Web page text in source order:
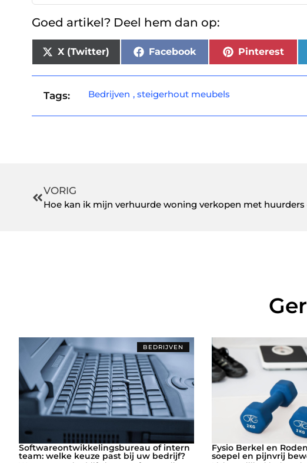
Goed artikel? Deel hem dan op:
X (Twitter) Facebook Pinterest
Tags: Bedrijven ,steigerhout meubels
VORIG
Hoe kan ik mijn verhuurde woning verkopen met huurders
BEDRIJVEN
Softwareontwikkelingsbureau of intern
team: welke keuze past bij uw bedrijf?
Fysio Berkel en
soepel en pijnvrij